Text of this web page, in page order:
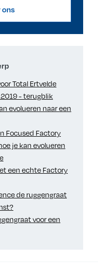
Total Ertvelde
- terugblik
evolueren naar een
Focused Factory
je kan evolueren
een echte Factory
de ruggengraat
voor een